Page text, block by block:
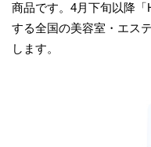
商品です。4月下旬以降
する全国の美容室・エス
します。